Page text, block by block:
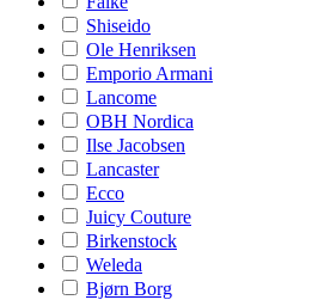
Shiseido
Ole Henriksen
Emporio Armani
Lancome
OBH Nordica
Ilse Jacobsen
Lancaster
Ecco
Juicy Couture
Birkenstock
Weleda
Bjørn Borg